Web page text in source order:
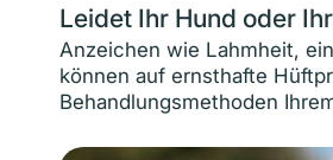
Leidet Ihr Hund oder
Anzeichen wie Lahmheit,
können auf ernsthafte
Behandlungsmethoden